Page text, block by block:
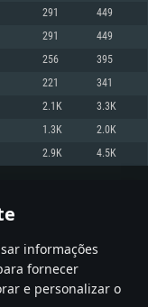
informações
fornecer
e personalizar o
(não mais de 6
os drivers mais recentes
291 449
291 449
256 395
221 341
2.1K 3.3K
1.3K 2.0K
2.9K 4.5K